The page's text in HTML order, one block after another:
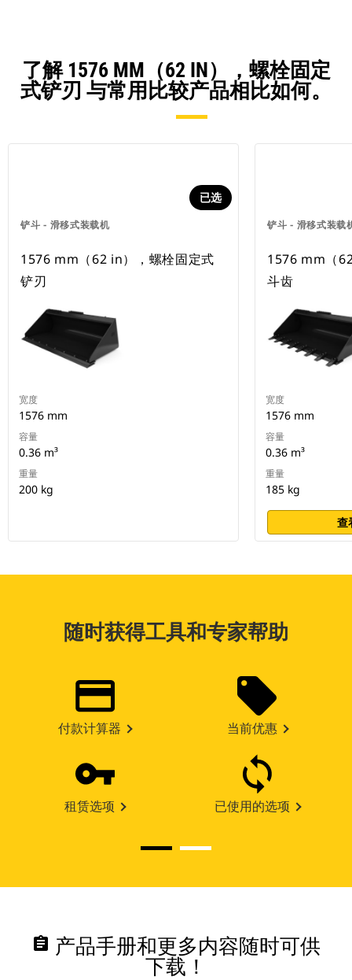
了解 1576 MM（62 IN），螺栓固定
式铲刃 与常用比较产品相比如何。
铲斗 - 滑移式装载机
已选
1576 mm（62 in），螺栓固定式
铲刃
宽度
1576 mm
容量
0.36 m³
重量
200 kg
铲斗 - 滑移式装载
1576 mm（
斗齿
宽度
1576 mm
容量
0.36 m³
重量
185 kg
查
随时获得工具和专家帮助
付款计算器 当前优惠
租赁选项 已使用的选项
assignment 产品手册和更多内容随时可供
下载！